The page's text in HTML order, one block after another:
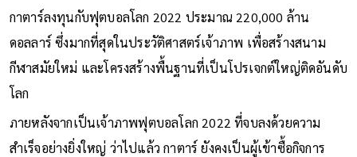
กาตาร์ลงทุนกับฟุตบอลโลก 2022 ประมาณ 220,000 ล้าน
ดอลลาร์ ซึ่งมากที่สุดในประวัติศาสตร์เจ้าภาพ เพื่อสร้างสนาม
กีฬาสมัยใหม่ และโครงสร้างพื้นฐานที่เป็นโปรเจกต์ใหญ่ติดอันดับ
โลก
ภายหลังจากเป็นเจ้าภาพฟุตบอลโลก 2022 ที่จบลงด้วยความ
สำเร็จอย่างยิ่งใหญ่ ว่าไปแล้ว กาตาร์ ยังคงเป็นผู้เข้าซื้อกิจการ